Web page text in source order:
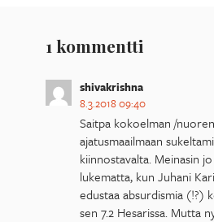
1 kommentti
shivakrishna
8.3.2018 09:40
Saitpa kokoelman /
ajatusmaailmaan
kiinnostavalta. Meinasin
lukematta, kun Juhani
edustaa absurdismia (!?)
sen 7.2 Hesarissa. Mutta